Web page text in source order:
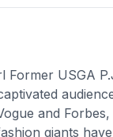
Former USGA
and
giants